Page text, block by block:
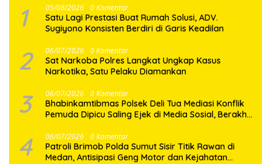
1 05/08/2026 0 Komentar
Satu Lagi Prestasi Buat Rumah Solusi, ADV.
Sugiyono Konsisten Berdiri di Garis Keadilan
2 06/07/2026 0 Komentar
Sat Narkoba Polres Langkat Ungkap Kasus
Narkotika, Satu Pelaku Diamankan
3 06/07/2026 0 Komentar
Bhabinkamtibmas Polsek Deli Tua Mediasi Konflik
Pemuda Dipicu Saling Ejek di Media Sosial, Berakhir
4 06/07/2026 0 Komentar
Patroli Brimob Polda Sumut Sisir Titik Rawan di
Medan, Antisipasi Geng Motor dan Kejahatan